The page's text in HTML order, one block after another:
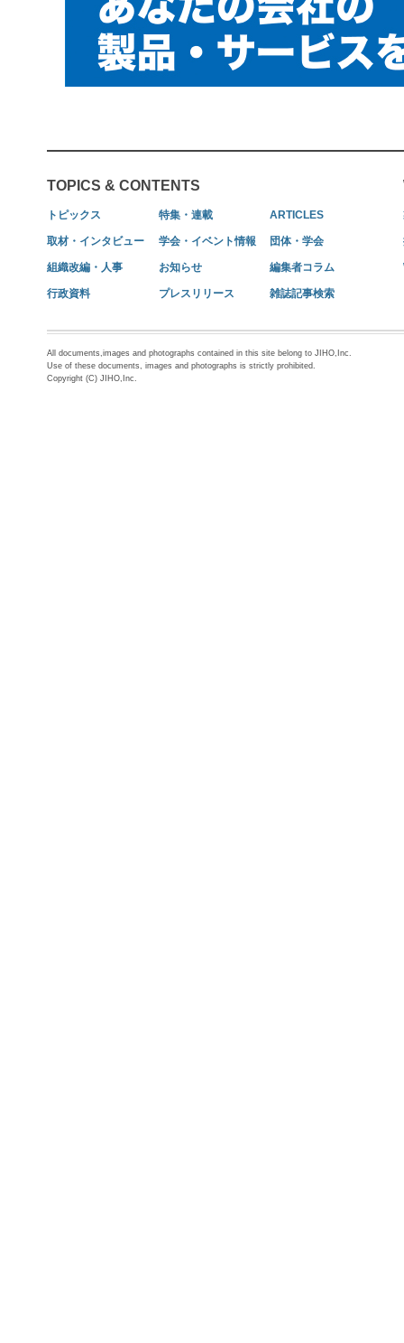
TOPICS & CONTENTS
トピックス 特集・連載 ARTICLES
取材・インタビュー 学会・イベント情報 団体・学会
組織改編・人事 お知らせ 編集者コラム
行政資料 プレスリリース 雑誌記事検索
All documents,images and photographs contained in this site belong to JIHO,Inc.
Use of these documents, images and photographs is strictly prohibited.
Copyright (C) JIHO,Inc.